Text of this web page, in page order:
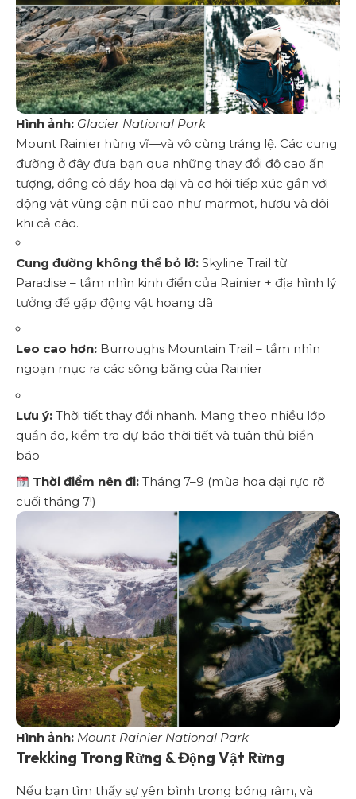
Hình ảnh: Glacier National Park
Mount Rainier National Park – Những Góc Nhìn Núi Lửa
Mount Rainier hùng vĩ—và vô cùng tráng lệ. Các cung
đường ở đây đưa bạn qua những thay đổi độ cao ấn
tượng, đồng cỏ đầy hoa dại và cơ hội tiếp xúc gần với
động vật vùng cận núi cao như marmot, hươu và đôi
khi cả cáo.
Cung đường không thể bỏ lỡ: Skyline Trail từ
Paradise – tầm nhìn kinh điển của Rainier + địa hình lý
tưởng để gặp động vật hoang dã
Leo cao hơn: Burroughs Mountain Trail – tầm nhìn
ngoạn mục ra các sông băng của Rainier
Lưu ý: Thời tiết thay đổi nhanh. Mang theo nhiều lớp
quần áo, kiểm tra dự báo thời tiết và tuân thủ biển
báo
Thời điểm nên đi: Tháng 7–9 (mùa hoa dại rực rỡ
cuối tháng 7!)
Hình ảnh: Mount Rainier National Park
Trekking Trong Rừng & Động Vật Rừng
Nếu bạn tìm thấy sự yên bình trong bóng râm, và